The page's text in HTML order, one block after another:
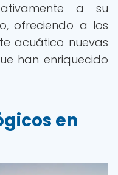
a su
ofreciendo a los
acuático nuevas
han enriquecido
en